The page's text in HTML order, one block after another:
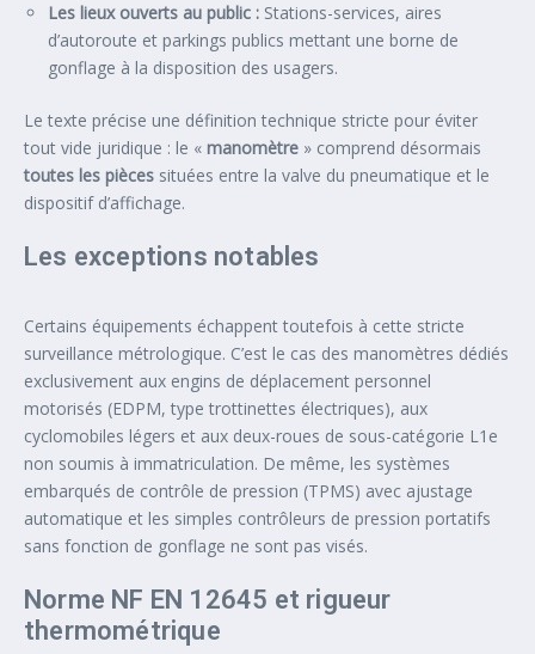
Les lieux ouverts au public : Stations-services, aires
d’autoroute et parkings publics mettant une borne de
gonflage à la disposition des usagers.
Le texte précise une définition technique stricte pour éviter
tout vide juridique : le « manomètre » comprend désormais
toutes les pièces situées entre la valve du pneumatique et le
dispositif d’affichage.
Les exceptions notables
Certains équipements échappent toutefois à cette stricte
surveillance métrologique. C’est le cas des manomètres dédiés
exclusivement aux engins de déplacement personnel
motorisés (EDPM, type trottinettes électriques), aux
cyclomobiles légers et aux deux-roues de sous-catégorie L1e
non soumis à immatriculation. De même, les systèmes
embarqués de contrôle de pression (TPMS) avec ajustage
automatique et les simples contrôleurs de pression portatifs
sans fonction de gonflage ne sont pas visés.
Norme NF EN 12645 et rigueur
thermométrique